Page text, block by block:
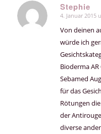
Stephie
sagte:
4. Januar 2015
Von deinen
würde ich
Bioderma
Sebamed
für das
Rötungen
der
diverse